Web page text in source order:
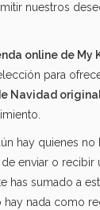
nuestros
online de My
para
Navidad
hay quienes no
enviar o recibir
has sumado a
hay nada como